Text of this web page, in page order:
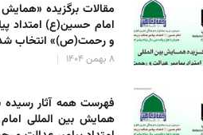
مقالات برگزیده «همایش
امام حسین(ع) امتداد
و رحمت(ص)» انتخاب
۸ بهمن ۱۴۰۴
فهرست همه آثار رسیده
همایش بین المللی